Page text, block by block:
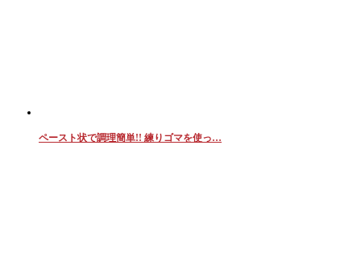
ペースト状で調理簡単!! 練りゴマを使っ…